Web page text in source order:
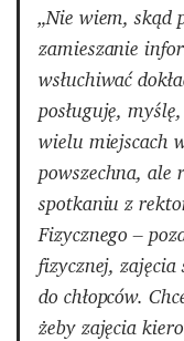
„Nie wiem, skąd
zamieszanie
wsłuchiwać
posługuję,
wielu miejscach
powszechna,
spotkaniu z
Fizycznego –
fizycznej, zajęcia
do chłopców.
żeby zajęcia